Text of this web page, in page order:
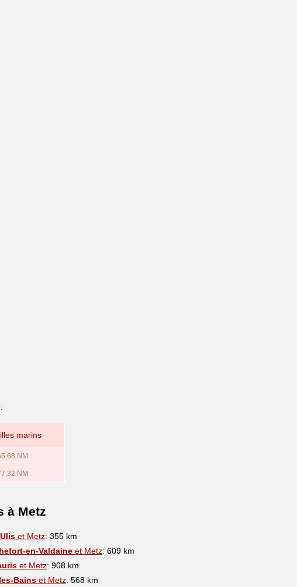
marins
NM
NM
à Metz
et Metz: 355 km
en-Valdaine et Metz: 609 km
et Metz: 908 km
Bains et Metz: 568 km